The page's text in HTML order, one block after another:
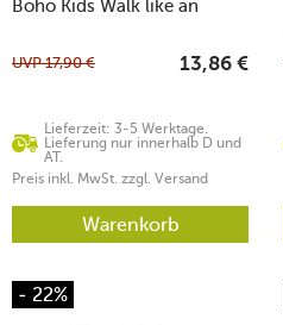
Boho Kids Walk like an
Lieferzeit: 3-5 Werktage.
Lieferung nur innerhalb D und
AT.
UVP17,90 € 13,86 €
Preis inkl. MwSt. zzgl. Versand
Warenkorb
- 22%